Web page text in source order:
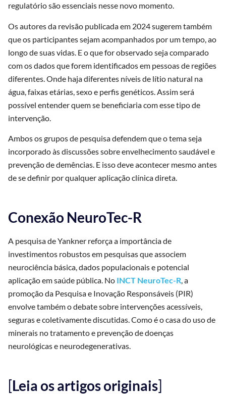
regulatório são essenciais nesse novo momento.
Os autores da revisão publicada em 2024 sugerem também
que os participantes sejam acompanhados por um tempo, ao
longo de suas vidas. E o que for observado seja comparado
com os dados que forem identificados em pessoas de regiões
diferentes. Onde haja diferentes níveis de lítio natural na
água, faixas etárias, sexo e perfis genéticos. Assim será
possível entender quem se beneficiaria com esse tipo de
intervenção.
Ambos os grupos de pesquisa defendem que o tema seja
incorporado às discussões sobre envelhecimento saudável e
prevenção de demências. E isso deve acontecer mesmo antes
de se definir por qualquer aplicação clínica direta.
Conexão NeuroTec-R
A pesquisa de Yankner reforça a importância de
investimentos robustos em pesquisas que associem
neurociência básica, dados populacionais e potencial
aplicação em saúde pública. No INCT NeuroTec-R, a
promoção da Pesquisa e Inovação Responsáveis (PIR)
envolve também o debate sobre intervenções acessíveis,
seguras e coletivamente discutidas. Como é o casa do uso de
minerais no tratamento e prevenção de doenças
neurológicas e neurodegenerativas.
[Leia os artigos originais]